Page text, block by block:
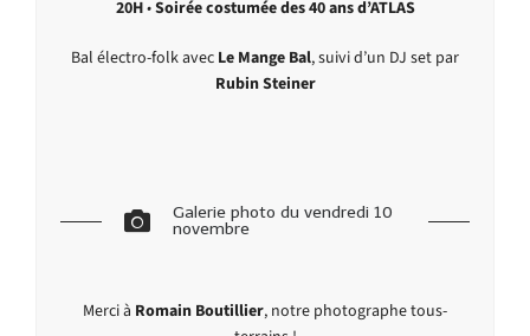
20H•Soirée costumée des 40 ans d’ATLAS
Bal électro-folk avec Le Mange Bal, suivi d’un DJ set par
Rubin Steiner
Galerie photo du vendredi 10
novembre
Merci à Romain Boutillier, notre photographe tous-